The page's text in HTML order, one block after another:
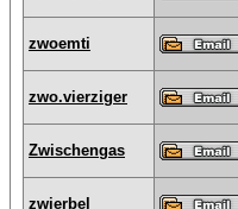
zwoemti
zwo.vierziger
Zwischengas
zwierbel